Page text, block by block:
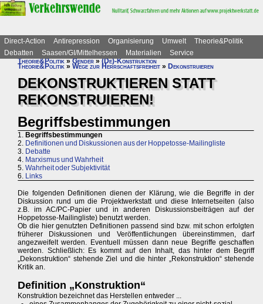
Direct-Action Antirepression Organisierung Umwelt
Theorie&Politik
Debatten
Saasen/GI/Mittelhessen Materialien
Service
Theorie&Politik»Gender»(De)-Konstruktion
Theorie&Politik » Wege zur Herrschaftsfreiheit » Dekonstruieren
DEKONSTRUKTIEREN STATT
REKONSTRUIEREN!
Begriffsbestimmungen
1. Begriffsbestimmungen
2. Definitionen und Diskussionen aus der Hoppetosse-Mailingliste
3. Debatte
4. Marxismus und Wahrheit
5. Wahrheit oder Subjektivität
6. Links
Die folgenden Definitionen dienen der Klärung, wie die Begriffe in der
Diskussion rund um die Projektwerkstatt und diese Internetseiten (also
z.B. im AC/PC-Papier und in anderen Diskussionsbeiträgen auf der
Hoppetosse-Mailingliste) benutzt werden.
Ob die hier genutzten Definitionen passend sind bzw. mit schon erfolgten
früherer Diskussionen und Veröffentlichungen übereinstimmen, darf
angezweifelt werden. Eventuell müssen dann neue Begriffe geschaffen
werden. Schließlich: Es kommt auf den Inhalt, das hinter dem Begriff
„Dekonstruktion“ stehende Ziel und die hinter „Rekonstruktion“ stehende
Kritik an.
Definition „Konstruktion“
Konstruktion bezeichnet das Herstellen entweder ...